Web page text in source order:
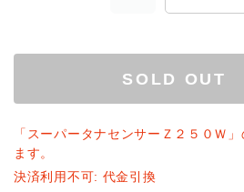
SOLD OUT
「スーパータナセンサーＺ２５０Ｗ
ます。
決済利用不可: 代金引換